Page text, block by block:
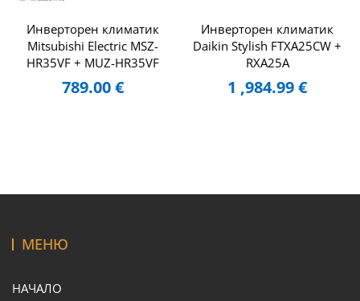
Инверторен климатик
Mitsubishi Electric MSZ-
HR35VF + MUZ-HR35VF
789.00€
Инверторен климатик
Daikin Stylish FTXA25CW +
RXA25A
1 ,984.99€
МЕНЮ
НАЧАЛО